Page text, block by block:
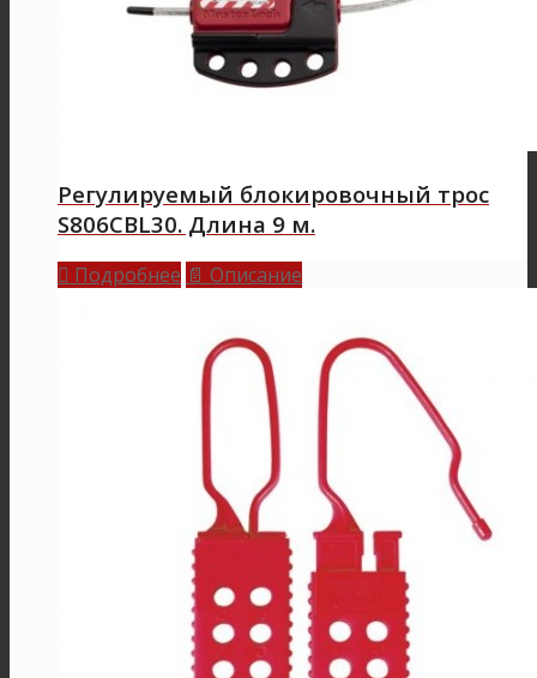
Регулируемый блокировочный трос
S806CBL30. Длина 9 м.
 Подробнее 📄 Описание